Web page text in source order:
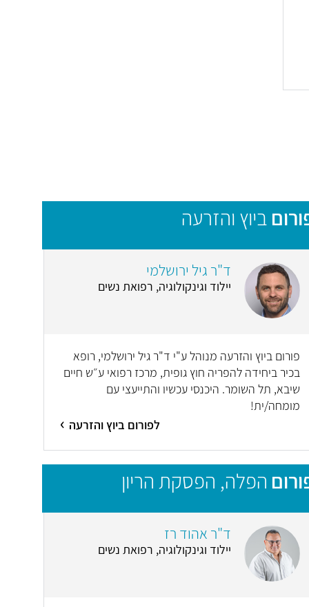
ביוץ והזרעה
ד"ר גיל ירושלמי
יילוד וגינקולוגיה, רפואת נשים
פורום ביוץ והזרעה מנוהל ע"י ד"ר גיל ירושלמי, רופא
בכיר ביחידה להפריה חוץ גופית, מרכז רפואי ע״ש חיים
שיבא, תל השומר. היכנסי עכשיו והתייעצי עם
מומחה/ית!
לפורום ביוץ והזרעה
הפלה, הפסקת הריון
ד"ר אהוד רז
יילוד וגינקולוגיה, רפואת נשים